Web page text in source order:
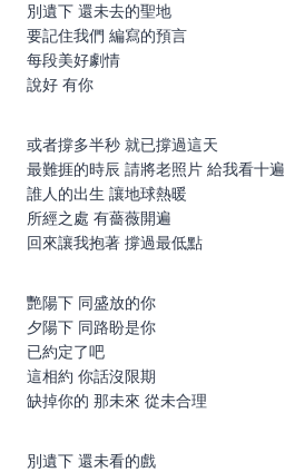
別遺下 還未去的聖地
要記住我們 編寫的預言
每段美好劇情
說好 有你
或者撐多半秒 就已撐過這天
最難捱的時辰 請將老照片 給我看十遍
誰人的出生 讓地球熱暖
所經之處 有薔薇開遍
回來讓我抱著 撐過最低點
艷陽下 同盛放的你
夕陽下 同路盼是你
已約定了吧
這相約 你話沒限期
缺掉你的 那未來 從未合理
別遺下 還未看的戲